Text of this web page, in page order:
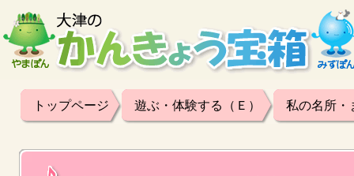
トップページ 遊ぶ・体験する（Ｅ） 私の名所・